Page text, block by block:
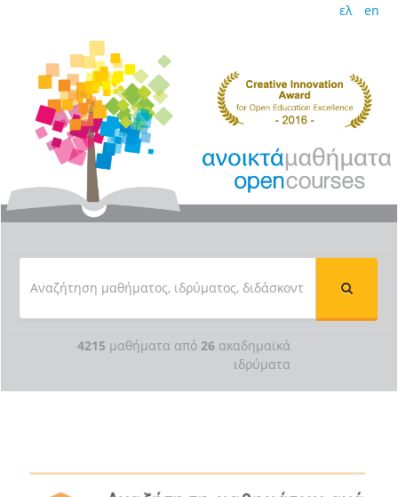
ελ en
4215 μαθήματα από 26 ακαδημαϊκά
ιδρύματα